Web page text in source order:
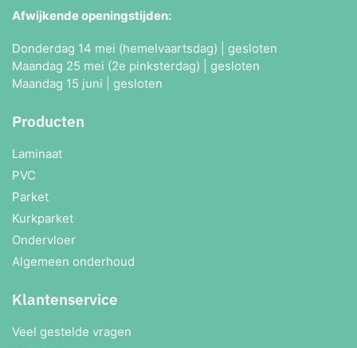
Afwijkende openingstijden:
Donderdag 14 mei (hemelvaartsdag) | gesloten
Maandag 25 mei (2e pinksterdag) | gesloten
Maandag 15 juni | gesloten
Producten
Laminaat
PVC
Parket
Kurkparket
Ondervloer
Algemeen onderhoud
Klantenservice
Veel gestelde vragen